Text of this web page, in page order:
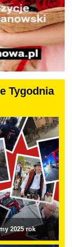
Tygodnia
2025 rok